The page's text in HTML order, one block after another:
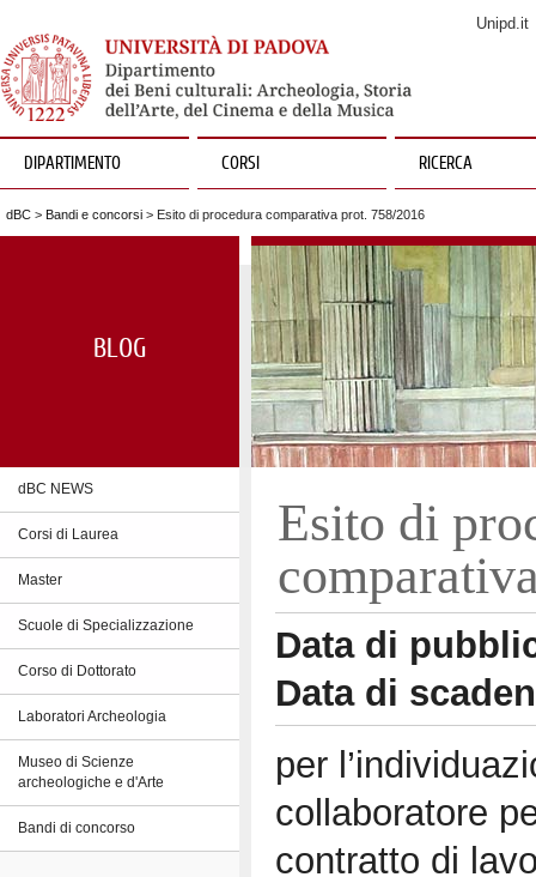
Unipd.it
DIPARTIMENTO CORSI RICERCA
dBC > Bandi e concorsi > Esito di procedura comparativa prot. 758/2016
BLOG
dBC NEWS
Corsi di Laurea
Master
Scuole di Specializzazione
Corso di Dottorato
Laboratori Archeologia
Museo di Scienze
archeologiche e d'Arte
Bandi di concorso
Esito di
Data di
Data di
per
collaboratore
contratto di